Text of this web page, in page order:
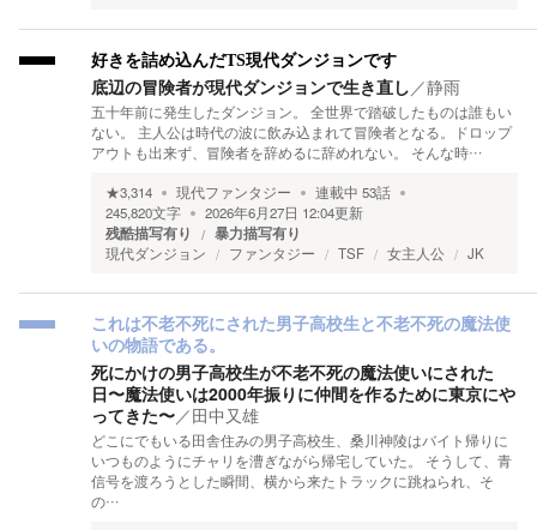
好きを詰め込んだTS現代ダンジョンです
底辺の冒険者が現代ダンジョンで生き直し／静雨
五十年前に発生したダンジョン。 全世界で踏破したものは誰もい
ない。 主人公は時代の波に飲み込まれて冒険者となる。ドロップ
アウトも出来ず、冒険者を辞めるに辞めれない。 そんな時…
★3,314 現代ファンタジー 連載中 53話
245,820文字 2026年6月27日 12:04更新
残酷描写有り 暴力描写有り
現代ダンジョン ファンタジー TSF 女主人公 JK
これは不老不死にされた男子高校生と不老不死の魔法使
いの物語である。
死にかけの男子高校生が不老不死の魔法使いにされた
日〜魔法使いは2000年振りに仲間を作るために東京にや
ってきた〜／田中又雄
どこにでもいる田舎住みの男子高校生、桑川神陵はバイト帰りに
いつものようにチャリを漕ぎながら帰宅していた。 そうして、青
信号を渡ろうとした瞬間、横から来たトラックに跳ねられ、そ
の…